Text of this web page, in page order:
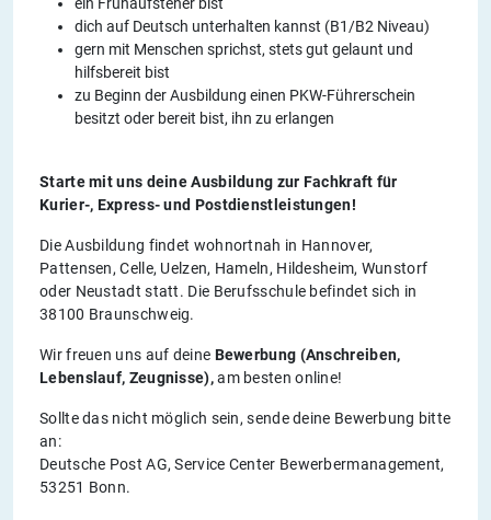
dich auf Deutsch unterhalten kannst (B1/B2 Niveau)
gern mit Menschen sprichst, stets gut gelaunt und
hilfsbereit bist
zu Beginn der Ausbildung einen PKW-Führerschein
besitzt oder bereit bist, ihn zu erlangen
Starte mit uns deine Ausbildung zur Fachkraft für
Kurier-, Express- und Postdienstleistungen!
Die Ausbildung findet wohnortnah in Hannover,
Pattensen, Celle, Uelzen, Hameln, Hildesheim, Wunstorf
oder Neustadt statt. Die Berufsschule befindet sich in
38100 Braunschweig.
Wir freuen uns auf deine Bewerbung (Anschreiben,
Lebenslauf, Zeugnisse),am besten online!
Sollte das nicht möglich sein, sende deine Bewerbung bitte
an:
Deutsche Post AG, Service Center Bewerbermanagement,
53251 Bonn.